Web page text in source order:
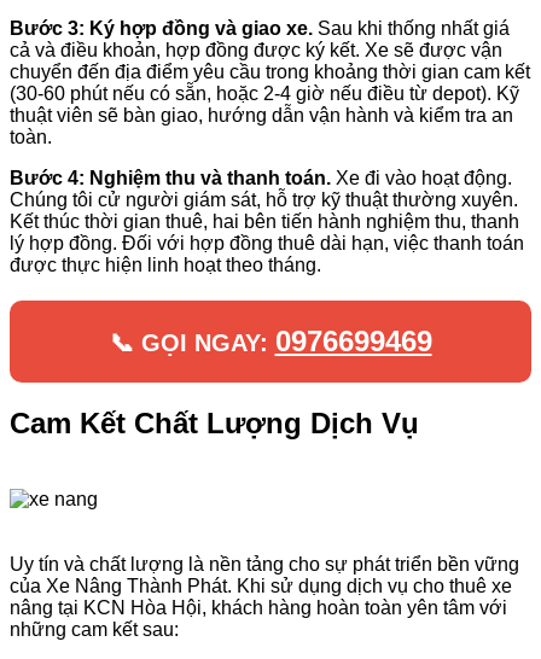
Bước 3: Ký hợp đồng và giao xe. Sau khi thống nhất giá
cả và điều khoản, hợp đồng được ký kết. Xe sẽ được vận
chuyển đến địa điểm yêu cầu trong khoảng thời gian cam kết
(30-60 phút nếu có sẵn, hoặc 2-4 giờ nếu điều từ depot). Kỹ
thuật viên sẽ bàn giao, hướng dẫn vận hành và kiểm tra an
toàn.
Bước 4: Nghiệm thu và thanh toán. Xe đi vào hoạt động.
Chúng tôi cử người giám sát, hỗ trợ kỹ thuật thường xuyên.
Kết thúc thời gian thuê, hai bên tiến hành nghiệm thu, thanh
lý hợp đồng. Đối với hợp đồng thuê dài hạn, việc thanh toán
được thực hiện linh hoạt theo tháng.
📞 GỌI NGAY: 0976699469
Cam Kết Chất Lượng Dịch Vụ
Uy tín và chất lượng là nền tảng cho sự phát triển bền vững
của Xe Nâng Thành Phát. Khi sử dụng dịch vụ cho thuê xe
nâng tại KCN Hòa Hội, khách hàng hoàn toàn yên tâm với
những cam kết sau: